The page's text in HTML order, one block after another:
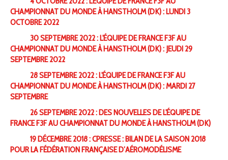
CHAMPIONNAT DU MONDE À HANSTHOLM (DK) : LUNDI 3
OCTOBRE 2022
30 SEPTEMBRE 2022 : L'ÉQUIPE DE FRANCE F3F AU
CHAMPIONNAT DU MONDE À HANSTHOLM (DK) : JEUDI 29
SEPTEMBRE 2022
28 SEPTEMBRE 2022 : L'ÉQUIPE DE FRANCE F3F AU
CHAMPIONNAT DU MONDE À HANSTHOLM (DK) : MARDI 27
SEPTEMBRE
26 SEPTEMBRE 2022 : DES NOUVELLES DE L'ÉQUIPE DE
FRANCE F3F AU CHAMPIONNAT DU MONDE À HANSTHOLM (DK)
19 DÉCEMBRE 2018 : CPRESSE : BILAN DE LA SAISON 2018
POUR LA FÉDÉRATION FRANÇAISE D’AÉROMODÉLISME